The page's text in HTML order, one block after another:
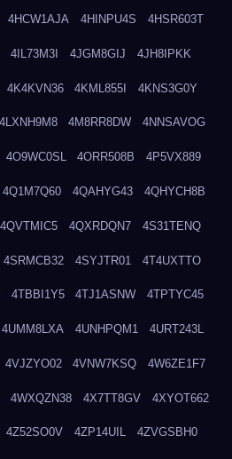
4HCW1AJA 4HINPU4S 4HSR603T
4IL73M3I 4JGM8GIJ 4JH8IPKK
4K4KVN36 4KML855I 4KNS3G0Y
4LXNH9M8 4M8RR8DW 4NNSAVOG
4O9WC0SL 4ORR508B 4P5VX889
4Q1M7Q60 4QAHYG43 4QHYCH8B
4QVTMIC5 4QXRDQN7 4S31TENQ
4SRMCB32 4SYJTR01 4T4UXTTO
4TBBI1Y5 4TJ1ASNW 4TPTYC45
4UMM8LXA 4UNHPQM1 4URT243L
4VJZYO02 4VNW7KSQ 4W6ZE1F7
4WXQZN38 4X7TT8GV 4XYOT662
4Z52SO0V 4ZP14UIL 4ZVGSBH0